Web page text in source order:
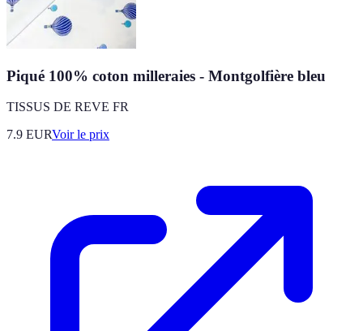
Piqué 100% coton milleraies - Montgolfière bleu
TISSUS DE REVE FR
7.9 EURVoir le prix